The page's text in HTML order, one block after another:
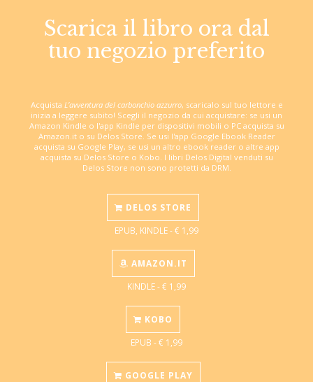
Scarica il libro ora dal
tuo negozio preferito
Acquista L’avventura del carbonchio azzurro, scaricalo sul tuo lettore e
inizia a leggere subito! Scegli il negozio da cui acquistare: se usi un
Amazon Kindle o l'app Kindle per dispositivi mobili o PC acquista su
Amazon.it o su Delos Store. Se usi l'app Google Ebook Reader
acquista su Google Play, se usi un altro ebook reader o altre app
acquista su Delos Store o Kobo. I libri Delos Digital venduti su
Delos Store non sono protetti da DRM.
DELOS STORE
EPUB, KINDLE - € 1,99
AMAZON.IT
KINDLE - € 1,99
KOBO
EPUB - € 1,99
GOOGLE PLAY